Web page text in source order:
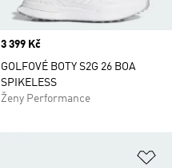
Price
3 399 Kč
GOLFOVÉ BOTY S2G 26 BOA
SPIKELESS
Ženy Performance